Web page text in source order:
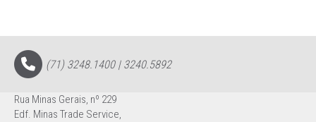
(71) 3248.1400 | 3240.5892
Rua Minas Gerais, nº 229
Edf. Minas Trade Service,